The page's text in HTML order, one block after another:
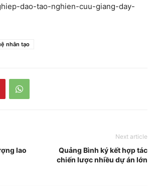
dao-tao-nghien-cuu-giang-day-
nhân tạo
lao
Next article
Quảng Bình ký kết hợp tác
chiến lược nhiều dự án lớn